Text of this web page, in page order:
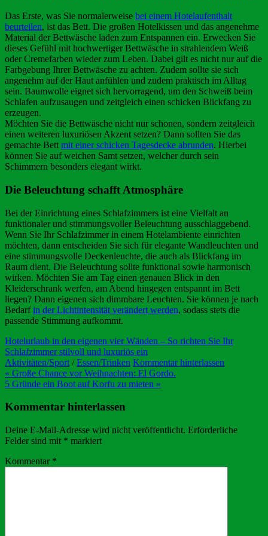
Das Erste, was Sie normalerweise bei einem Hotelaufenthalt
beurteilen, ist das Bett. Die großen Hotelkissen und das angenehme
Material der Bettwäsche laden zum Entspannen ein. Erwecken Sie
dieses Gefühl mit hochwertiger Bettwäsche in strahlendem Weiß
oder Cremefarben wieder zum Leben. Dabei gilt es nicht nur auf die
Farbgebung Ihrer Bettwäsche zu achten. Zudem sollte sie sich
angenehm auf der Haut anfühlen und zudem praktisch im Alltag
sein. Baumwolle eignet sich hervorragend, um den Schweiß beim
Schlafen aufzusaugen und zeitgleich einen schicken Blickfang zu
erzeugen.
Möchten Sie die Bettwäsche nicht nur schonen, sondern zeitgleich
einen weiteren luxuriösen Akzent setzen? Dann sollten Sie das
gemachte Bett mit einer schicken Tagesdecke abrunden. Hierbei
können Sie auf weichen Samt setzen, welcher durch sein
Schimmern besonders elegant wirkt.
Die Beleuchtung schafft Atmosphäre
Bei der Einrichtung eines Schlafzimmers ist eine Vielfalt an
funktionaler und stimmungsvoller Beleuchtung ausschlaggebend.
Wenn Sie Ihr Schlafzimmer in einem Hotelambiente einrichten
möchten, dann entscheiden Sie sich für elegante Wandleuchten und
eine stimmungsvolle Deckenleuchte, die auch als Blickfang im
Raum dient. Die Beleuchtung sollte funktional sowie harmonisch
wirken. Möchten Sie am Tag einen genauen Blick in den
Kleiderschrank werfen, am Abend hingegen entspannt im Bett
liegen? Dann eigenen sich dimmbare Leuchten. Sie können je nach
Bedarfin der Lichtintensität verändert werden, sodass stets die
passende Stimmung aufkommt.
Hotelurlaub in den eigenen vier Wänden – So richten Sie Ihr
Schlafzimmer stilvoll und luxuriös ein
Aktivitäten/Sport /Essen/Trinken Kommentar hinterlassen
Beitragsnavigation
« Große Chance vor Weihnachten: El Gordo.
5 Gründe ein Boot auf Korfu zu mieten »
Kommentar hinterlassen
Deine E-Mail-Adresse wird nicht veröffentlicht. Erforderliche
Felder sind mit * markiert
Kommentar *